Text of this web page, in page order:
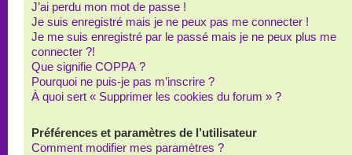
J’ai perdu mon mot de passe !
Je suis enregistré mais je ne peux pas me connecter !
Je me suis enregistré par le passé mais je ne peux plus me
connecter ?!
Que signifie COPPA ?
Pourquoi ne puis-je pas m’inscrire ?
À quoi sert « Supprimer les cookies du forum » ?
Préférences et paramètres de l’utilisateur
Comment modifier mes paramètres ?